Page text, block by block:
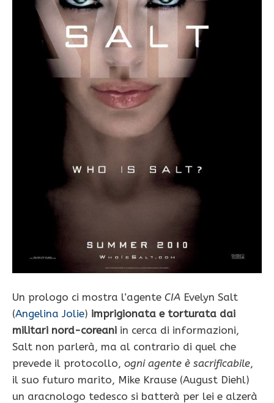
Un prologo ci mostra l’agente CIA Evelyn Salt
(Angelina Jolie) imprigionata e torturata dai
militari nord-coreani in cerca di informazioni,
Salt non parlerà, ma al contrario di quel che
prevede il protocollo, ogni agente è sacrificabile,
il suo futuro marito, Mike Krause (August Diehl)
un aracnologo tedesco si batterà per lei e alzerà